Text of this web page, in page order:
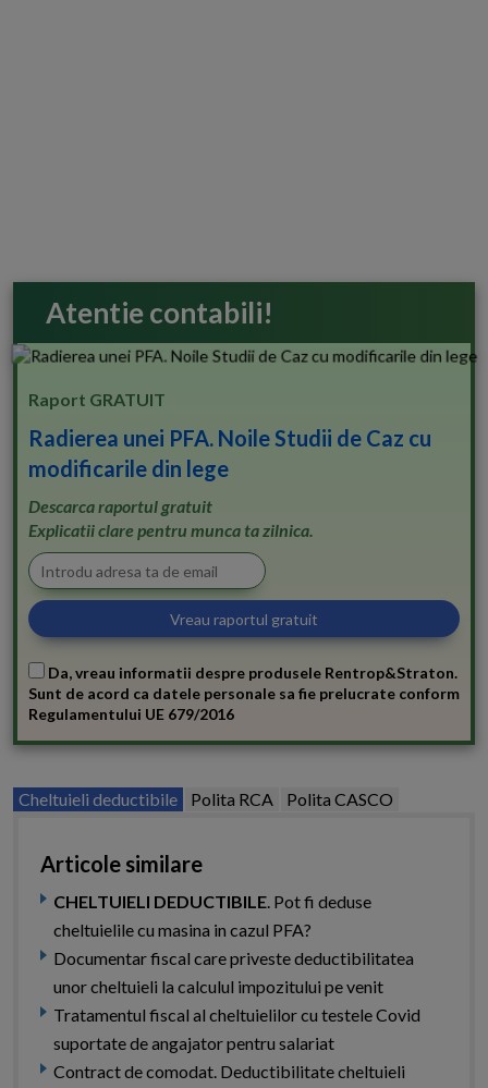
Atentie contabili!
Raport GRATUIT
Radierea unei PFA. Noile Studii de Caz cu
modificarile din lege
Descarca raportul gratuit
Explicatii clare pentru munca ta zilnica.
Da, vreau informatii despre produsele Rentrop&Straton.
Sunt de acord ca datele personale sa fie prelucrate conform
Regulamentului UE 679/2016
Cheltuieli deductibile Polita RCA Polita CASCO
Articole similare
CHELTUIELI DEDUCTIBILE. Pot fi deduse
cheltuielile cu masina in cazul PFA?
Documentar fiscal care priveste deductibilitatea
unor cheltuieli la calculul impozitului pe venit
Tratamentul fiscal al cheltuielilor cu testele Covid
suportate de angajator pentru salariat
Contract de comodat. Deductibilitate cheltuieli